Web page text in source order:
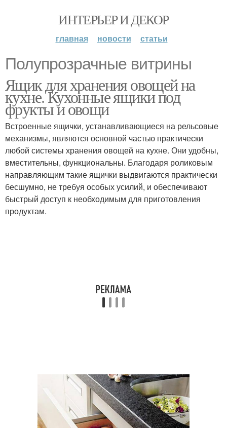
ИНТЕРЬЕР И ДЕКОР
главная новости статьи
Полупрозрачные витрины
Ящик для хранения овощей на
кухне. Кухонные ящики под
фрукты и овощи
Встроенные ящички, устанавливающиеся на рельсовые
механизмы, являются основной частью практически
любой системы хранения овощей на кухне. Они удобны,
вместительны, функциональны. Благодаря роликовым
направляющим такие ящички выдвигаются практически
бесшумно, не требуя особых усилий, и обеспечивают
быстрый доступ к необходимым для приготовления
продуктам.